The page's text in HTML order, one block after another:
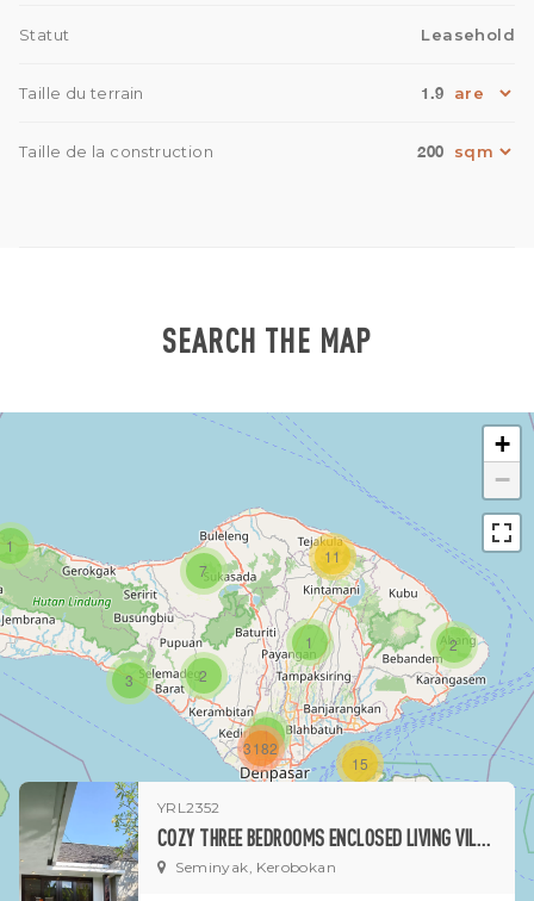
Statut Leasehold
Taille du terrain 1.9
Taille de la construction 200
SEARCH THE MAP
1
1
1
3
7
2
15
11
3182
2
+
−
YRL2352
COZY THREE BEDROOMS ENCLOSED LIVING VILLA IN MERTANADI-SEMINYAK
Seminyak, Kerobokan